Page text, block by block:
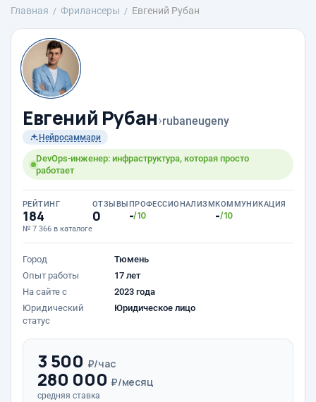
Главная Фрилансеры Евгений Рубан
Евгений Рубан›rubaneugeny
Нейросаммари
DevOps-инженер: инфраструктура, которая просто
работает
РЕЙТИНГ
184
№ 7 366 в каталоге
ОТЗЫВЫ
0
ПРОФЕССИОНАЛИЗМ
-/10
КОММУНИКАЦИЯ
-/10
Город
Тюмень
Опыт работы
17 лет
На сайте с
2023 года
Юридический
статус
Юридическое лицо
3 500 ₽/час
280 000 ₽/месяц
средняя ставка